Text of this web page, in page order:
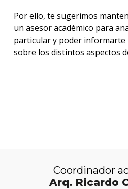
Por ello, te sugerimos
un asesor académico para
particular y poder informarte
sobre los distintos aspectos
Coordinador
Arq. Ricardo